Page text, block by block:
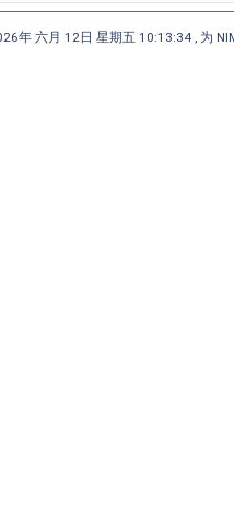
年 六月 12日 星期五 10:13:34 , 为